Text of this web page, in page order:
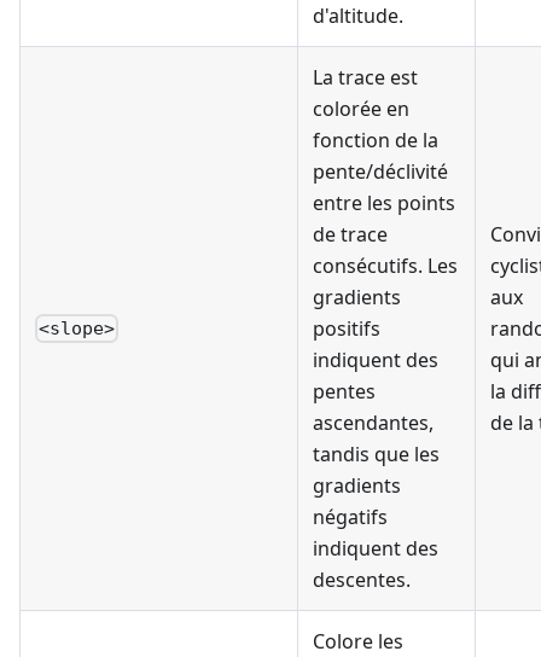
d'altitude.
<slope>
La trace est
colorée en
fonction de la
pente/déclivité
entre les points
de trace
consécutifs. Les
gradients
positifs
indiquent des
pentes
ascendantes,
tandis que les
gradients
négatifs
indiquent des
descentes.
aux
qui
la
de la
Colore les